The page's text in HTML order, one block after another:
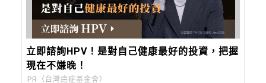
立即諮詢HPV！是對自己健康最好的投資，把握
現在不嫌晚！
PR（台灣癌症基金會）